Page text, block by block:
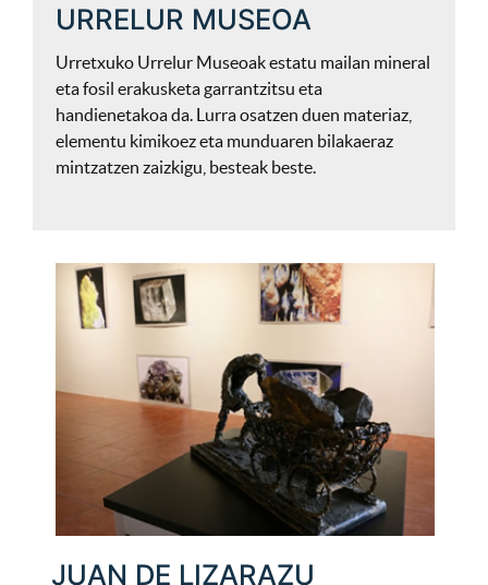
URRELUR MUSEOA
Urretxuko Urrelur Museoak estatu mailan mineral
eta fosil erakusketa garrantzitsu eta
handienetakoa da. Lurra osatzen duen materiaz,
elementu kimikoez eta munduaren bilakaeraz
mintzatzen zaizkigu, besteak beste.
JUAN DE LIZARAZU